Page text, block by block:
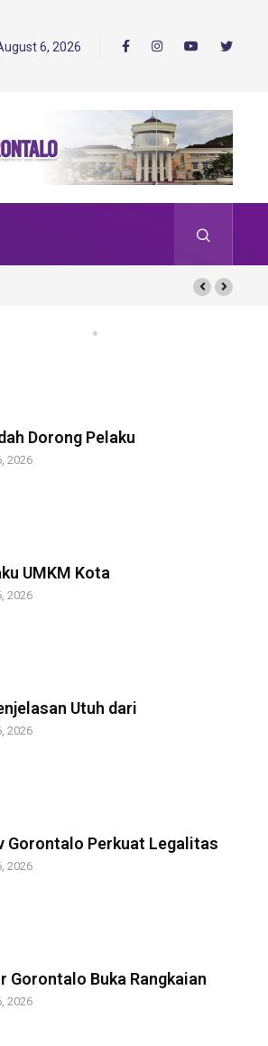
6, 2026
Dorong Pelaku
2026
UMKM Kota
2026
Utuh dari
2026
Gorontalo Perkuat Legalitas
2026
Gorontalo Buka Rangkaian
2026